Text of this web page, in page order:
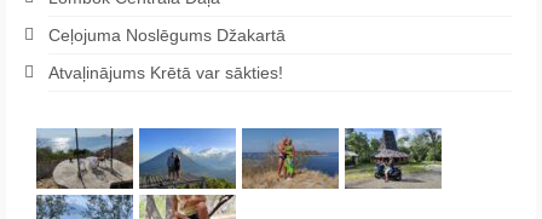
Ceļojuma Noslēgums Džakartā
Atvaļinājums Krētā var sākties!